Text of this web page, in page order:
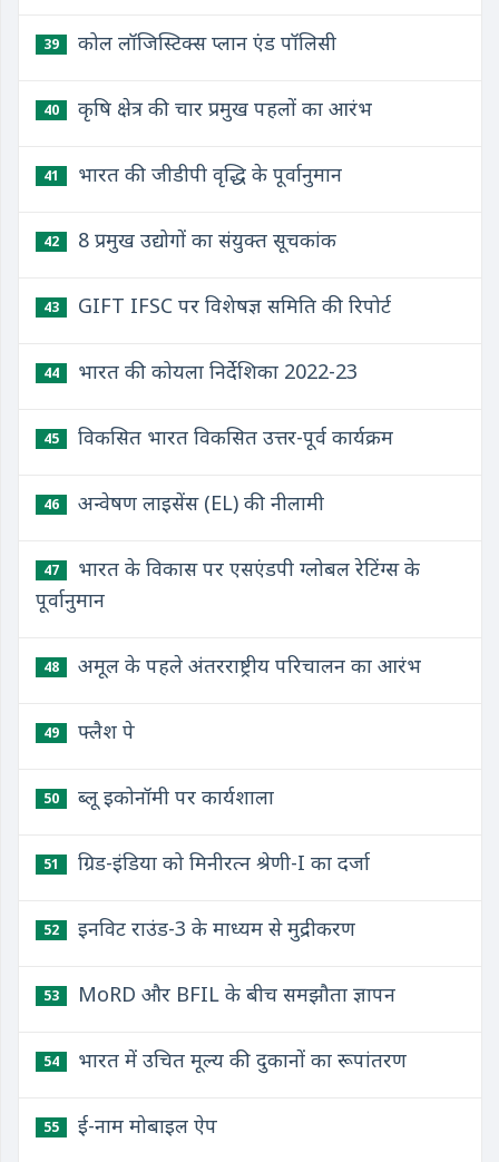
39 कोल लॉजिस्टिक्स प्लान एंड पॉलिसी
40 कृषि क्षेत्र की चार प्रमुख पहलों का आरंभ
41 भारत की जीडीपी वृद्धि के पूर्वानुमान
42 8 प्रमुख उद्योगों का संयुक्त सूचकांक
43 GIFT IFSC पर विशेषज्ञ समिति की रिपोर्ट
44 भारत की कोयला निर्देशिका 2022-23
45 विकसित भारत विकसित उत्तर-पूर्व कार्यक्रम
46 अन्वेषण लाइसेंस (EL) की नीलामी
47
भारत के विकास पर एसएंडपी ग्लोबल रेटिंग्स के
पूर्वानुमान
48 अमूल के पहले अंतरराष्ट्रीय परिचालन का आरंभ
49 फ्लैश पे
50 ब्लू इकोनॉमी पर कार्यशाला
51 ग्रिड-इंडिया को मिनीरत्न श्रेणी-I का दर्जा
52 इनविट राउंड-3 के माध्यम से मुद्रीकरण
53 MoRD और BFIL के बीच समझौता ज्ञापन
54 भारत में उचित मूल्य की दुकानों का रूपांतरण
55 ई-नाम मोबाइल ऐप